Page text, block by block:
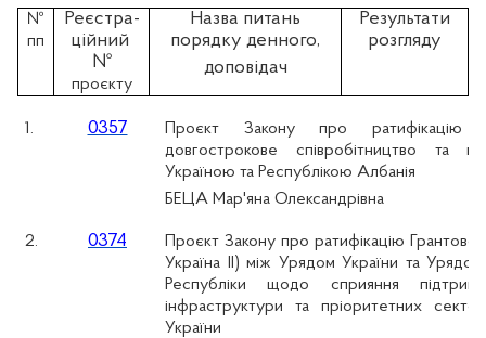
№
пп
Реєстра-
ційний
№
проєкту
Назва питань
порядку денного,
доповідач
Результати
розгляду
1. 0357
Проєкт Закону про
довгострокове співробітництво та
Україною та Республікою Албанія
БЕЦА Мар'яна Олександрівна
2. 0374
Проєкт Закону про ратифікацію
Україна II) між Урядом України та
Республіки щодо сприяння
інфраструктури та пріоритетних
України